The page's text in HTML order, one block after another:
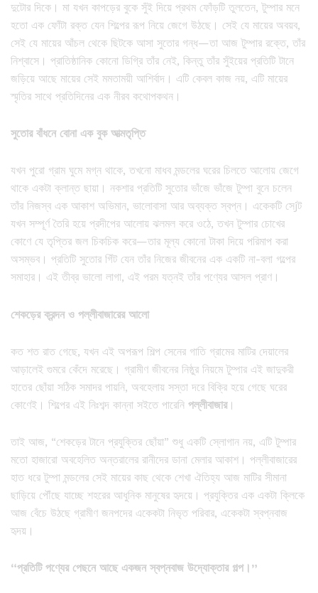
দুটোর দিকে। মা যখন কাপড়ের বুকে সুঁই দিয়ে প্রথম ফোঁড়টি তুলতেন, টুম্পার মনে
হতো এক ফোঁটা রক্ত যেন শিল্পের রূপ নিয়ে জেগে উঠছে। সেই যে মায়ের অবয়ব,
সেই যে মায়ের আঁচল থেকে ছিটকে আসা সুতোর গন্ধ—তা আজ টুম্পার রক্তে, তাঁর
নিশ্বাসে। প্রাতিষ্ঠানিক কোনো ডিগ্রি তাঁর নেই, কিন্তু তাঁর সুঁইয়ের প্রতিটি টানে
জড়িয়ে আছে মায়ের সেই মমতাময়ী আশির্বাদ। এটি কেবল কাজ নয়, এটি মায়ের
স্মৃতির সাথে প্রতিদিনের এক নীরব কথোপকথন।
সুতোর বাঁধনে বোনা এক বুক আত্মতৃপ্তি
যখন পুরো গ্রাম ঘুমে মগ্ন থাকে, তখনো মাধব মন্ডলের ঘরের চিলতে আলোয় জেগে
থাকে একটা ক্লান্ত ছায়া। নকশার প্রতিটি সুতোর ভাঁজে ভাঁজে টুম্পা বুনে চলেন
তাঁর নিজস্ব এক আকাশ অভিমান, ভালোবাসা আর অব্যক্ত স্বপ্ন। একেকটি সেjট
যখন সম্পূর্ণ তৈরি হয়ে প্রদীপের আলোয় ঝলমল করে ওঠে, তখন টুম্পার চোখের
কোণে যে তৃপ্তির জল চিকচিক করে—তার মূল্য কোনো টাকা দিয়ে পরিমাপ করা
অসম্ভব। প্রতিটি সুতোর গিঁট যেন তাঁর নিজের জীবনের এক একটি না-বলা গল্পের
সমাহার। এই তীব্র ভালো লাগা, এই পরম যত্নই তাঁর পণ্যের আসল প্রাণ।
শেকড়ের ক্রন্দন ও পল্লীবাজারের আলো
কত শত রাত গেছে, যখন এই অপরূপ শিল্প সেনের গাতি গ্রামের মাটির দেয়ালের
আড়ালেই গুমরে কেঁদে মরেছে। গ্রামীণ জীবনের নিষ্ঠুর নিয়মে টুম্পার এই জাদুকরী
হাতের ছোঁয়া সঠিক সমাদর পায়নি, অবহেলায় সস্তা দরে বিক্রি হয়ে গেছে ঘরের
কোণেই। শিল্পের এই নিঃশব্দ কান্না সইতে পারেনি পল্লীবাজার।
তাই আজ, “শেকড়ের টানে প্রযুক্তির ছোঁয়া” শুধু একটি স্লোগান নয়, এটি টুম্পার
মতো হাজারো অবহেলিত অন্তরালের রানীদের ডানা মেলার আকাশ। পল্লীবাজারের
হাত ধরে টুম্পা মন্ডলের সেই মায়ের কাছ থেকে শেখা ঐতিহ্য আজ মাটির সীমানা
ছাড়িয়ে পৌঁছে যাচ্ছে শহরের আধুনিক মানুষের হৃদয়ে। প্রযুক্তির এক একটা ক্লিকে
আজ বেঁচে উঠছে গ্রামীণ জনপদের একেকটা নিভৃত পরিবার, একেকটা স্বপ্নবাজ
হৃদয়।
“প্রতিটি পণ্যের পেছনে আছে একজন স্বপ্নবাজ উদ্যোক্তার গল্প।”